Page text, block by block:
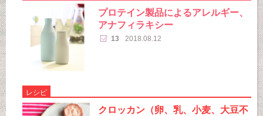
プロテイン製品によるアレルギー、
アナフィラキシー
13 2018.08.12
レシピ
クロッカン（卵、乳、小麦、大豆不